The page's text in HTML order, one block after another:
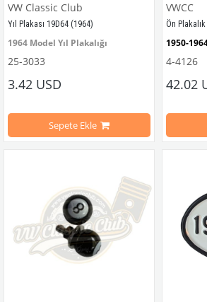
VW Classic Club
Yıl Plakası 19D64 (1964)
1964 Model Yıl Plakalığı
VWC Parça No: 25-3033  OEM Parça No: 499464
25-3033
3.42 USD
Sepete Ekle
VWCC
Ön
1950-
VW
4-4126
42.02